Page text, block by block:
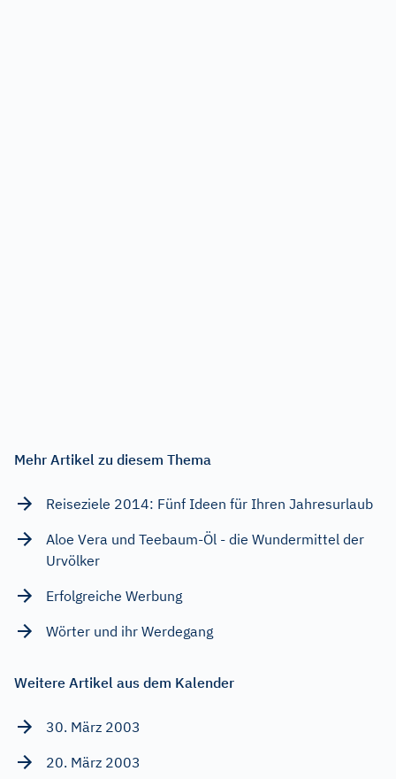
Mehr Artikel zu diesem Thema
Reiseziele 2014: Fünf Ideen für Ihren Jahresurlaub
Aloe Vera und Teebaum-Öl - die Wundermittel der
Urvölker
Erfolgreiche Werbung
Wörter und ihr Werdegang
Weitere Artikel aus dem Kalender
30. März 2003
20. März 2003